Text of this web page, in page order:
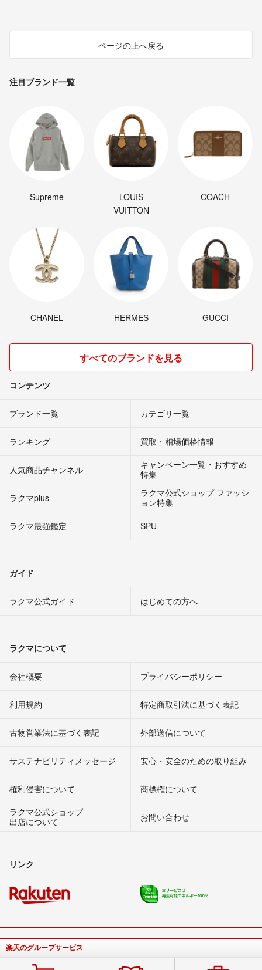
ページの上へ戻る
注目ブランド一覧
Supreme
LOUIS
VUITTON
COACH
CHANEL HERMES GUCCI
すべてのブランドを見る
コンテンツ
ブランド一覧 カテゴリ一覧
ランキング 買取・相場価格情報
人気商品チャンネル
キャンペーン一覧・おすすめ
特集
ラクマplus
ラクマ公式ショップ ファッシ
ョン特集
ラクマ最強鑑定
SPU
ガイド
ラクマ公式ガイド はじめての方へ
ラクマについて
会社概要 プライバシーポリシー
利用規約 特定商取引法に基づく表記
古物営業法に基づく表記 外部送信について
サステナビリティメッセージ 安心・安全のための取り組み
権利侵害について
商標権について
ラクマ公式ショップ
出店について
お問い合わせ
リンク
楽天のグループサービス